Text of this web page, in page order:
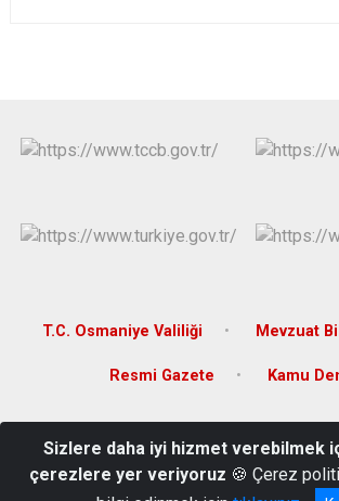
T.C. Osmaniye Valiliği Mevzuat
Resmi Gazete Kamu
Bahçe/OSMANİYE
(0328) 861 20 07
Sizlere daha iyi hizmet verebilmek
çerezlere yer veriyoruz 🍪 Çerez